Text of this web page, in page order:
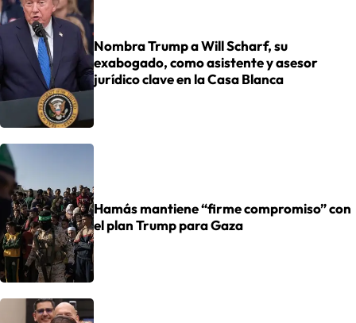
Nombra Trump a Will Scharf, su
exabogado, como asistente y asesor
jurídico clave en la Casa Blanca
Hamás mantiene “firme compromiso” con
el plan Trump para Gaza